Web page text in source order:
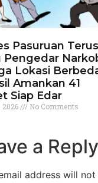
Pasuruan Terus
Pengedar
Lokasi
Amankan 41
Siap Edar
2026 No Comments
a Reply
address will